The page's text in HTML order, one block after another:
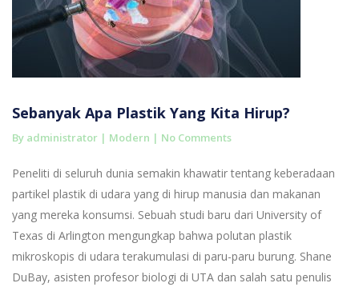
Sebanyak Apa Plastik Yang Kita Hirup?
By administrator | Modern | No Comments
Peneliti di seluruh dunia semakin khawatir tentang keberadaan
partikel plastik di udara yang di hirup manusia dan makanan
yang mereka konsumsi. Sebuah studi baru dari University of
Texas di Arlington mengungkap bahwa polutan plastik
mikroskopis di udara terakumulasi di paru-paru burung. Shane
DuBay, asisten profesor biologi di UTA dan salah satu penulis